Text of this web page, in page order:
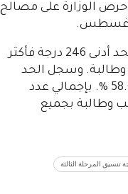
حرص الوزارة على مصالح
أخيرا انطلقت أعمال المرحلة الثانية للتنسيق يوم الخميس 18 أغسطس بحد أدنى 246 درجة فأكثر
بإجمالي عدد الطلاب 223294 ألف طالب وطالبة. وسجل الحد
الأدنى للشعبة الأدبية بتنسيق المرحلة الثانية 238 درجة فأكثر أي بنسبة 58.05 %. بإجمالي عدد
عدد طلاب المرحلة 269202 ألف طالب وطالبة بجميع
تنسيق المرحلة الثالثة